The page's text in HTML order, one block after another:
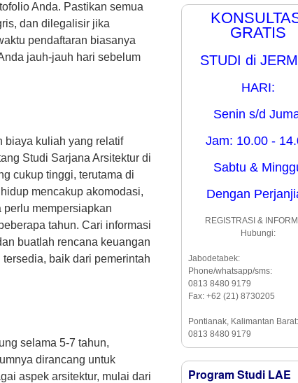
Anda. Pastikan semua
dan dilegalisir jika
pendaftaran biasanya
jauh-jauh hari sebelum
biaya kuliah yang relatif
Studi Sarjana Arsitektur di
cukup tinggi, terutama di
mencakup akomodasi,
perlu mempersiapkan
tahun. Cari informasi
buatlah rencana keuangan
baik dari pemerintah
selama 5-7 tahun,
dirancang untuk
aspek arsitektur, mulai dari
GRATIS
STUDI di
HARI:
Senin s/d
Jam: 10.00 -
Sabtu &
Dengan
REGISTRASI &
Hubungi:
Jabodetabek:
Phone/whatsapp/sms:
0813 8480 9179
Fax: +62 (21) 8730205
Pontianak, Kalimantan Barat:
0813 8480 9179
Program Studi LAE